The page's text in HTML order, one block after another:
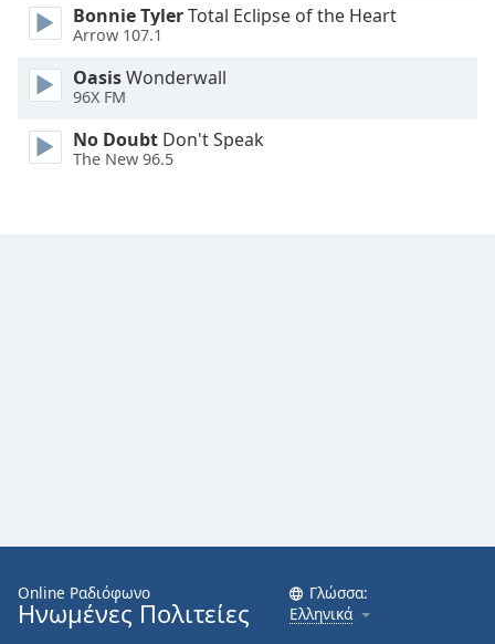
Font
Family
Reset
Done
Close
Bonnie TylerTotal Eclipse of the Heart
Arrow 107.1
OasisWonderwall
96X FM
No Doubt Don't Speak
The New 96.5
Online Ραδιόφωνο
Ηνωμένες Πολιτείες
Γλώσσα:
Ελληνικά